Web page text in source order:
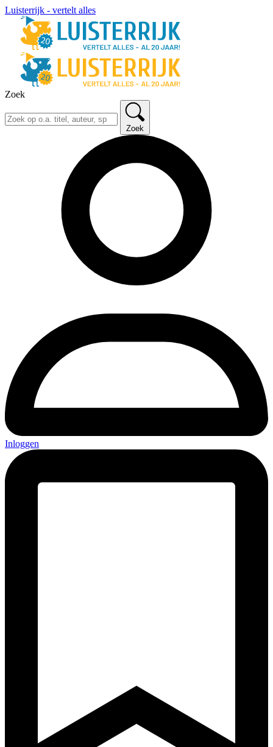
Luisterrijk - vertelt alles
Zoek
Zoek
Inloggen